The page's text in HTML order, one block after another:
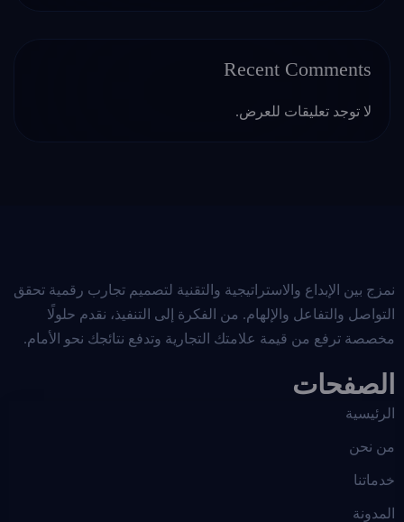
Recent Comments
لا توجد تعليقات للعرض.
نمزج بين الإبداع والاستراتيجية والتقنية لتصميم تجارب رقمية تحقق
التواصل والتفاعل والإلهام. من الفكرة إلى التنفيذ، نقدم حلولًا
مخصصة ترفع من قيمة علامتك التجارية وتدفع نتائجك نحو الأمام.
الصفحات
الرئيسية
من نحن
خدماتنا
المدونة